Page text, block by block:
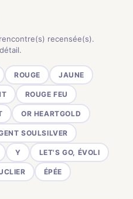
recensée(s).
ROUGE JAUNE
ROUGE FEU
OR HEARTGOLD
SOULSILVER
Y LET'S GO, ÉVOLI
ÉPÉE